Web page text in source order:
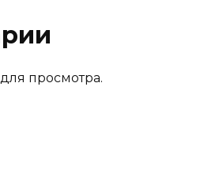
просмотра.